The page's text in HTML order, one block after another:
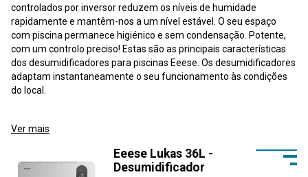
controlados por inversor reduzem os níveis de humidade
rapidamente e mantêm-nos a um nível estável. O seu espaço
com piscina permanece higiénico e sem condensação. Potente,
com um controlo preciso! Estas são as principais características
dos desumidificadores para piscinas Eeese. Os desumidificadores
adaptam instantaneamente o seu funcionamento às condições
do local.
Ver mais
Eeese Lukas 36L -
Desumidificador